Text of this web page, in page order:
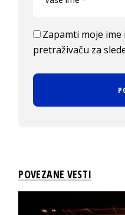
Zapamti moje ime
pretraživaču za
POVEZANE VESTI